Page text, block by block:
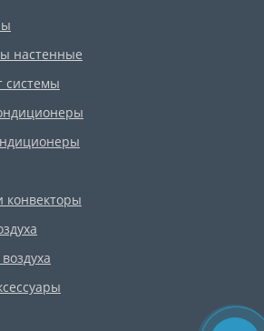
настенные
системы
конвекторы